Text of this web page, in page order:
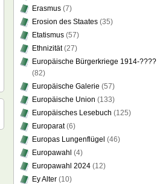
Erasmus (7)
Erosion des Staates (35)
Etatismus (57)
Ethnizität(27)
Europäische Bürgerkriege 1914-????
(82)
Europäische Galerie (57)
Europäische Union (133)
Europäisches Lesebuch (125)
Europarat(6)
Europas Lungenflügel (46)
Europawahl (4)
Europawahl 2024 (12)
Ey Alter (10)